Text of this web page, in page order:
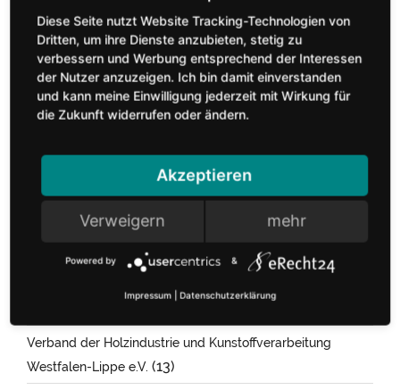
Nach Inhalten suchen
Verbände der Holz- und Möbelindustrie Nordrhein-
(179)
Verband der Holzindustrie und Kunstoffverarbeitung
Westfalen-Lippe e.V. (13)
Diese Seite nutzt Website Tracking-Technologien von
Dritten, um ihre Dienste anzubieten, stetig zu
verbessern und Werbung entsprechend der Interessen
der Nutzer anzuzeigen. Ich bin damit einverstanden
und kann meine Einwilligung jederzeit mit Wirkung für
die Zukunft widerrufen oder ändern.
Akzeptieren
Verweigern mehr
Powered by &
Impressum Datenschutzerklärung